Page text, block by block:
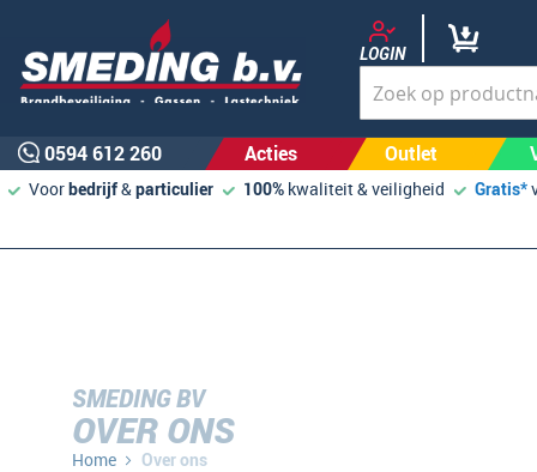
LOGIN
0594 612 260 Acties Outlet
Voorbedrijf&particulier 100% kwaliteit & veiligheid Gratis*
SMEDING BV
OVER ONS
Home Over ons